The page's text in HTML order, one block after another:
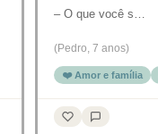
– O que você s…
(Pedro, 7 anos)
❤️ Amor e família